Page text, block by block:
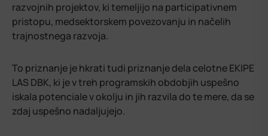
razvojnih projektov, ki temeljijo na participativnem
pristopu, medsektorskem povezovanju in načelih
trajnostnega razvoja.
To priznanje je hkrati tudi priznanje dela celotne EKIPE
LAS DBK, ki je v treh programskih obdobjih uspešno
iskala potenciale v okolju in jih razvila do te mere, da se
zdaj uspešno nadaljujejo.